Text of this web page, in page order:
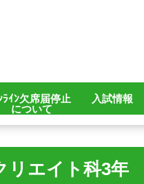
）
験
き
ﾗｲﾝ欠席届停止
について
入試情報
リエイト科3年